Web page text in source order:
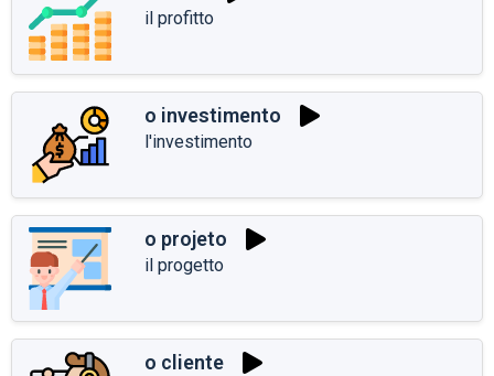
il profitto
o investimento
l'investimento
o projeto
il progetto
o cliente